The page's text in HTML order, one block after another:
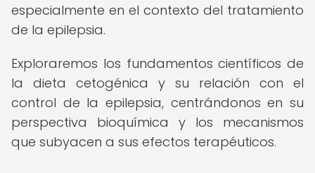
especialmente en el contexto del tratamiento
de la epilepsia.
Exploraremos los fundamentos científicos de
la dieta cetogénica y su relación con el
control de la epilepsia, centrándonos en su
perspectiva bioquímica y los mecanismos
que subyacen a sus efectos terapéuticos.